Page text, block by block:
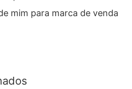
mim para marca de venda